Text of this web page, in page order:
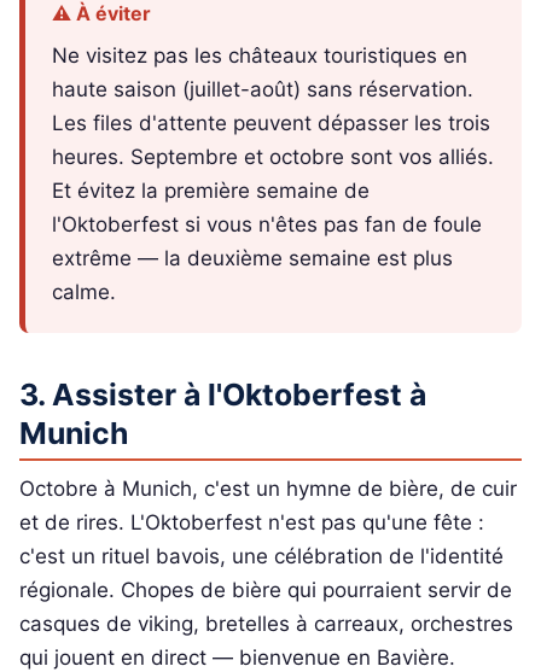
⚠️ À éviter
Ne visitez pas les châteaux touristiques en
haute saison (juillet-août) sans réservation.
Les files d'attente peuvent dépasser les trois
heures. Septembre et octobre sont vos alliés.
Et évitez la première semaine de
l'Oktoberfest si vous n'êtes pas fan de foule
extrême — la deuxième semaine est plus
calme.
3. Assister à l'Oktoberfest à
Munich
Octobre à Munich, c'est un hymne de bière, de cuir
et de rires. L'Oktoberfest n'est pas qu'une fête :
c'est un rituel bavois, une célébration de l'identité
régionale. Chopes de bière qui pourraient servir de
casques de viking, bretelles à carreaux, orchestres
qui jouent en direct — bienvenue en Bavière.